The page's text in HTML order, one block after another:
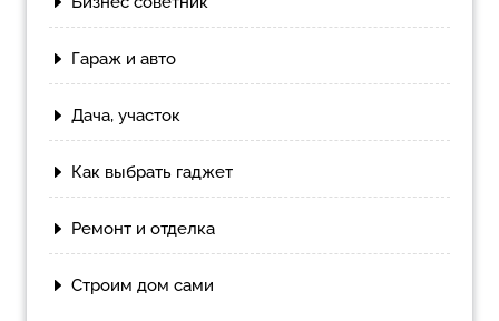
Гараж и авто
Дача, участок
Как выбрать гаджет
Ремонт и отделка
Строим дом сами